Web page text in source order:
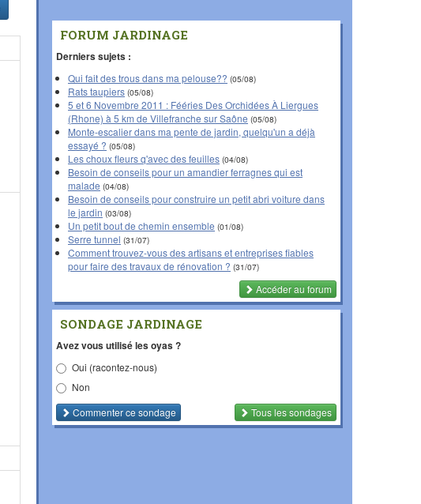
FORUM JARDINAGE
Derniers sujets :
Qui fait des trous dans ma pelouse?? (05/08)
Rats taupiers (05/08)
5 et 6 Novembre 2011 : Fééries Des Orchidées À Liergues
(Rhone) à 5 km de Villefranche sur Saône (05/08)
Monte-escalier dans ma pente de jardin, quelqu'un a déjà
essayé ? (05/08)
Les choux fleurs q'avec des feuilles (04/08)
Besoin de conseils pour un amandier ferragnes qui est
malade (04/08)
Besoin de conseils pour construire un petit abri voiture dans
le jardin (03/08)
Un petit bout de chemin ensemble (01/08)
Serre tunnel (31/07)
Comment trouvez-vous des artisans et entreprises fiables
pour faire des travaux de rénovation ? (31/07)
Accéder au forum
SONDAGE JARDINAGE
Avez vous utilisé les oyas ?
Oui (racontez-nous)
Non
Commenterce sondage Tous les sondages